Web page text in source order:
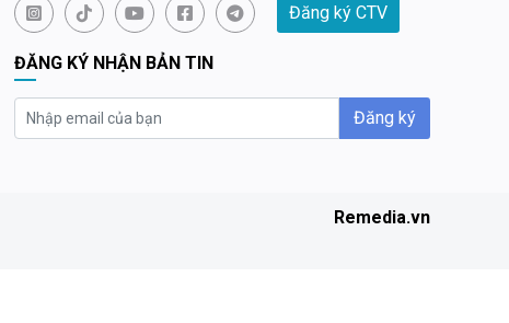
Đăng ký CTV
ĐĂNG KÝ NHẬN BẢN TIN
Đăng ký
Remedia.vn